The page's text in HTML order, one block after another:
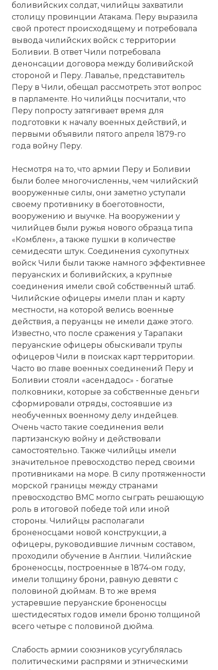
боливийских солдат, чилийцы захватили
столицу провинции Атакама. Перу выразила
свой протест происходящему и потребовала
вывода чилийских войск с территории
Боливии. В ответ Чили потребовала
денонсации договора между боливийской
стороной и Перу. Лавалье, представитель
Перу в Чили, обещал рассмотреть этот вопрос
в парламенте. Но чилийцы посчитали, что
Перу попросту затягивает время для
подготовки к началу военных действий, и
первыми объявили пятого апреля 1879-го
года войну Перу.
Несмотря на то, что армии Перу и Боливии
были более многочисленны, чем чилийский
вооруженные силы, они заметно уступали
своему противнику в боеготовности,
вооружению и выучке. На вооружении у
чилийцев были ружья нового образца типа
«Комблен», а также пушки в количестве
семидесяти штук. Соединения сухопутных
войск Чили были также намного эффективнее
перуанских и боливийских, а крупные
соединения имели свой собственный штаб.
Чилийские офицеры имели план и карту
местности, на которой велись военные
действия, а перуанцы не имели даже этого.
Известно, что после сражения у Тарапаки
перуанские офицеры обыскивали трупы
офицеров Чили в поисках карт территории.
Часто во главе военных соединений Перу и
Боливии стояли «асендадос» - богатые
полковники, которые за собственные деньги
сформировали отряды, состоявшие из
необученных военному делу индейцев.
Очень часто такие соединения вели
партизанскую войну и действовали
самостоятельно. Также чилийцы имели
значительное превосходство перед своими
противниками на море. В силу протяженности
морской границы между странами
превосходство ВМС могло сыграть решающую
роль в итоговой победе той или иной
стороны. Чилийцы располагали
броненосцами новой конструкции, а
офицеры, руководившие личным составом,
проходили обучение в Англии. Чилийские
броненосцы, построенные в 1874-ом году,
имели толщину брони, равную девяти с
половиной дюймам. В то же время
устаревшие перуанские броненосцы
шестидесятых годов имели броню толщиной
всего четыре с половиной дюйма.
Слабость армии союзников усугублялась
политическими распрями и этническими
Вторая тихоокеанская война.
Фото статьи:
тихоокеанская война